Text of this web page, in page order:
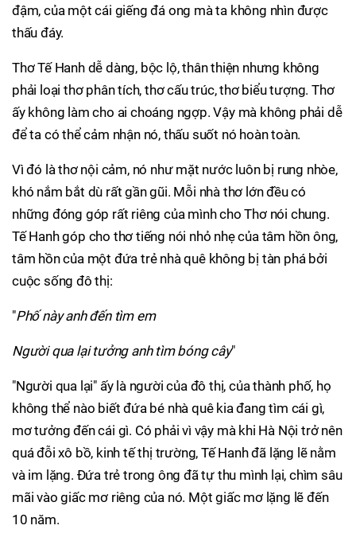
đậm, của một cái giếng đá ong mà ta không nhìn được
thấu đáy.
Thơ Tế Hanh dễ dàng, bộc lộ, thân thiện nhưng không
phải loại thơ phân tích, thơ cấu trúc, thơ biểu tượng. Thơ
ấy không làm cho ai choáng ngợp. Vậy mà không phải dễ
để ta có thể cảm nhận nó, thấu suốt nó hoàn toàn.
Vì đó là thơ nội cảm, nó như mặt nước luôn bị rung nhòe,
khó nắm bắt dù rất gần gũi. Mỗi nhà thơ lớn đều có
những đóng góp rất riêng của mình cho Thơ nói chung.
Tế Hanh góp cho thơ tiếng nói nhỏ nhẹ của tâm hồn ông,
tâm hồn của một đứa trẻ nhà quê không bị tàn phá bởi
cuộc sống đô thị:
"Phố này anh đến tìm em
Người qua lại tưởng anh tìm bóng cây"
"Người qua lại" ấy là người của đô thị, của thành phố, họ
không thể nào biết đứa bé nhà quê kia đang tìm cái gì,
mơ tưởng đến cái gì. Có phải vì vậy mà khi Hà Nội trở nên
quá đỗi xô bồ, kinh tế thị trường, Tế Hanh đã lặng lẽ nằm
và im lặng. Đứa trẻ trong ông đã tự thu mình lại, chìm sâu
mãi vào giấc mơ riêng của nó. Một giấc mơ lặng lẽ đến
10 năm.